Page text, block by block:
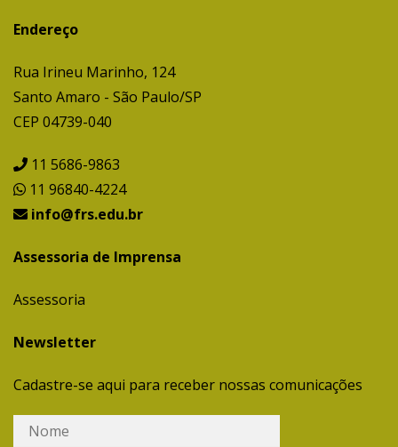
Endereço
Rua Irineu Marinho, 124
Santo Amaro - São Paulo/SP
CEP 04739-040
11 5686-9863
11 96840-4224
info@frs.edu.br
Assessoria de Imprensa
Assessoria
Newsletter
Cadastre-se aqui para receber nossas comunicações